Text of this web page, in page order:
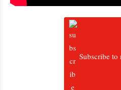
Subscribe to